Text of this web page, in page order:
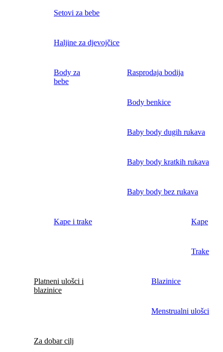
Setovi za bebe
Haljine za djevojčice
Body za
bebe
Rasprodaja bodija
Body benkice
Baby body dugih rukava
Baby body kratkih rukava
Baby body bez rukava
Kape i trake Kape
Trake
Platneni ulošci i
blazinice
Blazinice
Menstrualni ulošci
Za dobar cilj